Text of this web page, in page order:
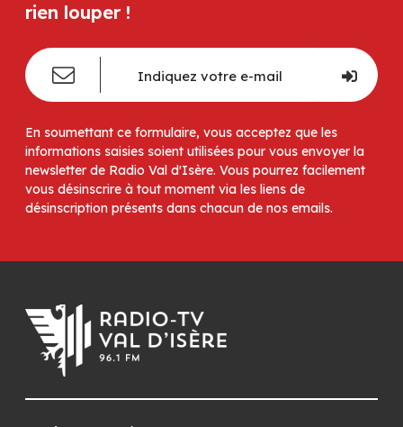
rien louper !
En soumettant ce formulaire, vous acceptez que les
informations saisies soient utilisées pour vous envoyer la
newsletter de Radio Val d'Isère. Vous pourrez facilement
vous désinscrire à tout moment via les liens de
désinscription présents dans chacun de nos emails.